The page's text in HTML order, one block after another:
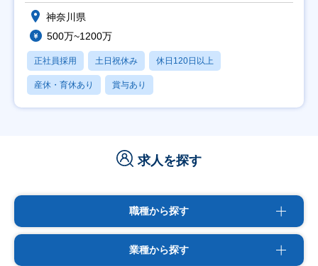
神奈川県
500万~1200万
正社員採用 土日祝休み 休日120日以上
産休・育休あり 賞与あり
求人を探す
職種から探す
業種から探す